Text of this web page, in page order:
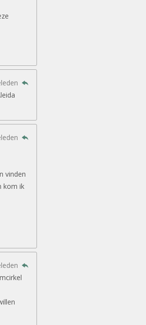
vinden
kom ik